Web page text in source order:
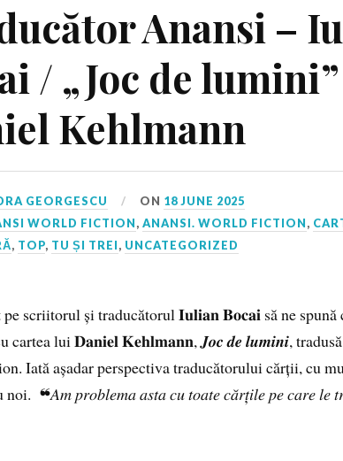
Anansi –
/ „Joc de
Kehlmann
GEORGESCU ON 18 JUNE 2025
WORLD FICTION,ANANSI. WORLD FICTION,
, TOP, TU ȘI TREI, UNCATEGORIZED
scriitorul și traducătorul 𝐈𝐮𝐥𝐢𝐚𝐧 𝐁𝐨𝐜𝐚𝐢 să ne
cartea lui 𝐃𝐚𝐧𝐢𝐞𝐥 𝐊𝐞𝐡𝐥𝐦𝐚𝐧𝐧, 𝑱𝒐𝒄 𝒅𝒆 𝒍𝒖𝒎𝒊𝒏𝒊,
Iată așadar perspectiva traducătorului cărții, cu
❝𝐴𝑚 𝑝𝑟𝑜𝑏𝑙𝑒𝑚𝑎 𝑎𝑠𝑡𝑎 𝑐𝑢 𝑡𝑜𝑎𝑡𝑒 𝑐𝑎̆𝑟𝑡̦𝑖𝑙𝑒 𝑝𝑒 𝑐𝑎𝑟𝑒 𝑙𝑒